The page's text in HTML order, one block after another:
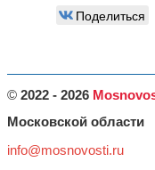
Поделиться
© 2022 - 2026
Московской области
info@mosnovosti.ru